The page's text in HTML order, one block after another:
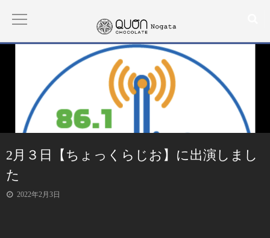
ABOUT
CONTACT
2月３日【ちょっくらじお】に出演しまし
た
2022年2月3日